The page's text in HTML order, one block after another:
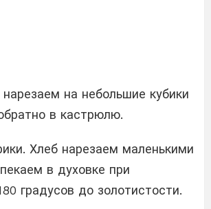
на небольшие кубики
в кастрюлю.
Хлеб нарезаем маленькими
в духовке при
градусов до золотистости.